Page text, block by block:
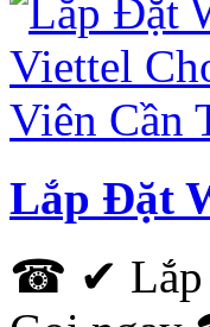
Lắp Đặt
☎ ✔ Lắp